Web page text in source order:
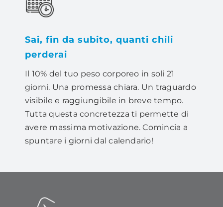
Sai, fin da subito, quanti chili
perderai
Il 10% del tuo peso corporeo in soli 21
giorni. Una promessa chiara. Un traguardo
visibile e raggiungibile in breve tempo.
Tutta questa concretezza ti permette di
avere massima motivazione. Comincia a
spuntare i giorni dal calendario!